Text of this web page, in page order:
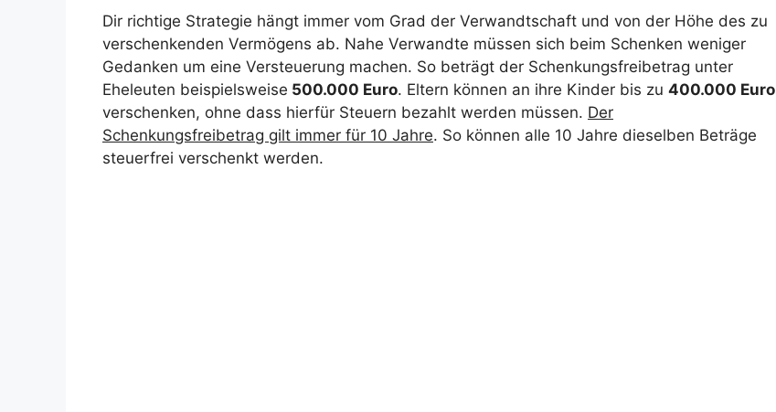
Dir richtige Strategie hängt immer vom Grad der Verwandtschaft und von der Höhe des zu
verschenkenden Vermögens ab. Nahe Verwandte müssen sich beim Schenken weniger
Gedanken um eine Versteuerung machen. So beträgt der Schenkungsfreibetrag unter
Eheleuten beispielsweise 500.000 Euro. Eltern können an ihre Kinder bis zu 400.000 Euro
verschenken, ohne dass hierfür Steuern bezahlt werden müssen. Der
Schenkungsfreibetrag gilt immer für 10 Jahre. So können alle 10 Jahre dieselben Beträge
steuerfrei verschenkt werden.